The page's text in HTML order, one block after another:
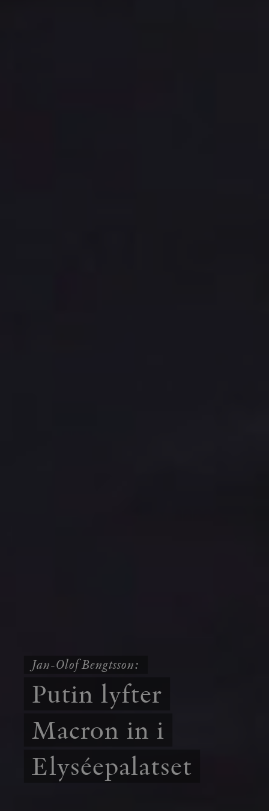
Jan-Olof Bengtsson:
Putin lyfter
Macron in i
Elyséepalatset